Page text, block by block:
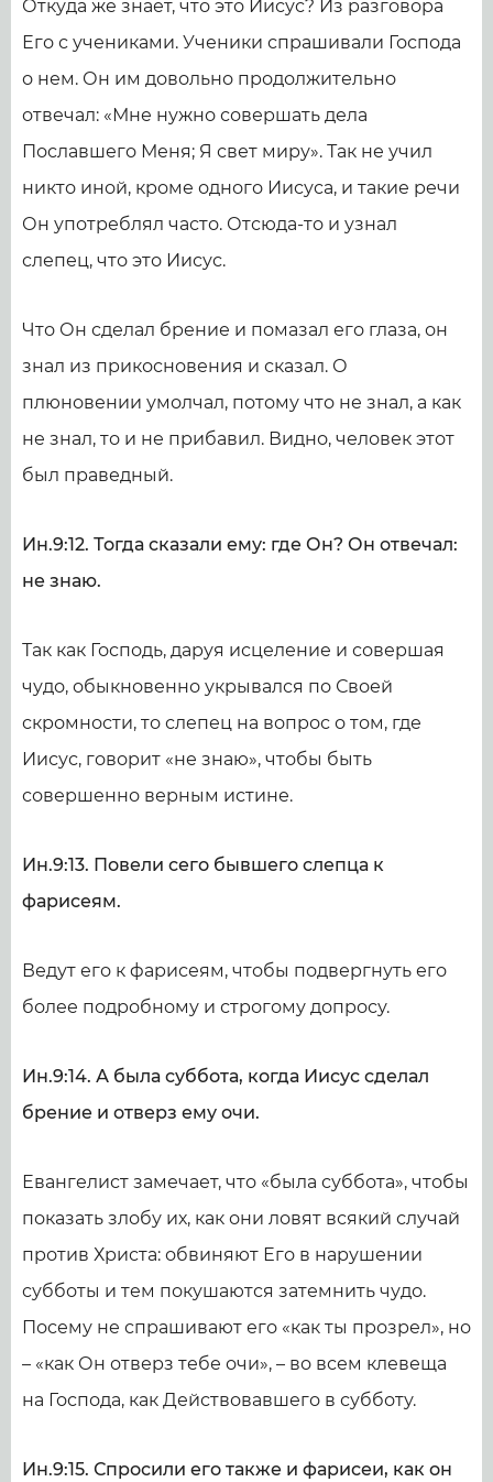
Откуда же знает, что это Иисус? Из разговора
Его с учениками. Ученики спрашивали Господа
о нем. Он им довольно продолжительно
отвечал: «Мне нужно совершать дела
Пославшего Меня; Я свет миру». Так не учил
никто иной, кроме одного Иисуса, и такие речи
Он употреблял часто. Отсюда-то и узнал
слепец, что это Иисус.
Что Он сделал брение и помазал его глаза, он
знал из прикосновения и сказал. О
плюновении умолчал, потому что не знал, а как
не знал, то и не прибавил. Видно, человек этот
был праведный.
Ин.9:12. Тогда сказали ему: где Он? Он отвечал:
не знаю.
Так как Господь, даруя исцеление и совершая
чудо, обыкновенно укрывался по Своей
скромности, то слепец на вопрос о том, где
Иисус, говорит «не знаю», чтобы быть
совершенно верным истине.
Ин.9:13. Повели сего бывшего слепца к
фарисеям.
Ведут его к фарисеям, чтобы подвергнуть его
более подробному и строгому допросу.
Ин.9:14. А была суббота, когда Иисус сделал
брение и отверз ему очи.
Евангелист замечает, что «была суббота», чтобы
показать злобу их, как они ловят всякий случай
против Христа: обвиняют Его в нарушении
субботы и тем покушаются затемнить чудо.
Посему не спрашивают его «как ты прозрел», но
– «как Он отверз тебе очи», – во всем клевеща
на Господа, как Действовавшего в субботу.
Ин.9:15. Спросили его также и фарисеи, как он